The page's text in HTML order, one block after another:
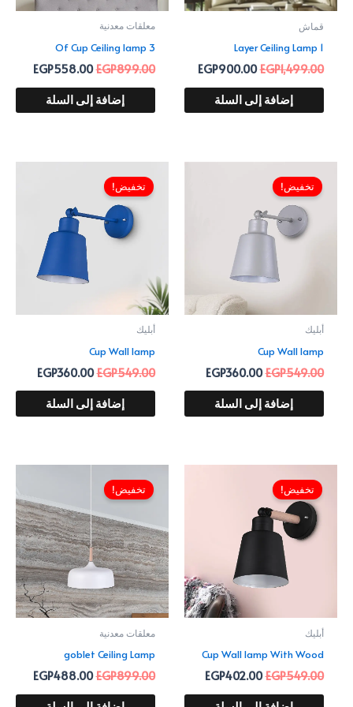
قماش
1 Layer Ceiling Lamp
EGP1,499.00
EGP900.00
إضافة إلى السلة
معلقات معدنية
3 Of Cup Ceiling lamp
EGP899.00
EGP558.00
إضافة إلى السلة
تخفيض!
أبليك
Cup Wall lamp
EGP549.00
EGP549.00.
EGP360.00
إضافة إلى السلة
تخفيض!
أبليك
Cup Wall lamp
EGP549.00
EGP549.00.
EGP360.00
إضافة إلى السلة
تخفيض!
أبليك
Cup Wall lamp With Wood
EGP549.00
EGP549.00.
EGP402.00
تخفيض!
معلقات معدنية
goblet Ceiling Lamp
EGP899.00
EGP899.00.
EGP488.00
هو: